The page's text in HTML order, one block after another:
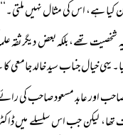
ہے، اس کی مثال نہیں ملتی۔‘‘
شخصیت تھے، بلکہ بعض دیگر
یہی خیال جناب سید خالد جامعی
اور عابد مسعود صاحب کی
لیکن جب اس سلسلے میں